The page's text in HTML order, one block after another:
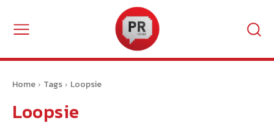
Home Tags Loopsie
Loopsie